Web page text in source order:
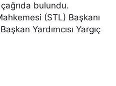
bulundu.
(STL) Başkanı
Yardımcısı Yargıç